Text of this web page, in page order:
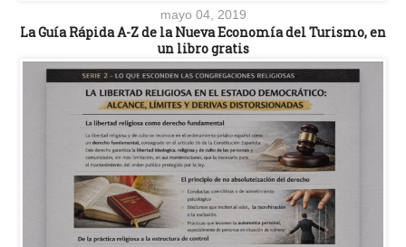
mayo 04, 2019
La Guía Rápida A-Z de la Nueva Economía del Turismo, en
un libro gratis